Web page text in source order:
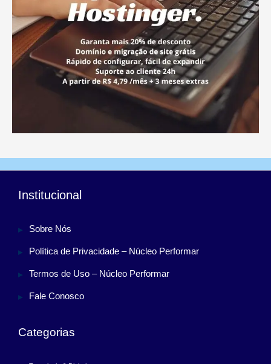
Institucional
Sobre Nós
Política de Privacidade – Núcleo Performar
Termos de Uso – Núcleo Performar
Fale Conosco
Categorias